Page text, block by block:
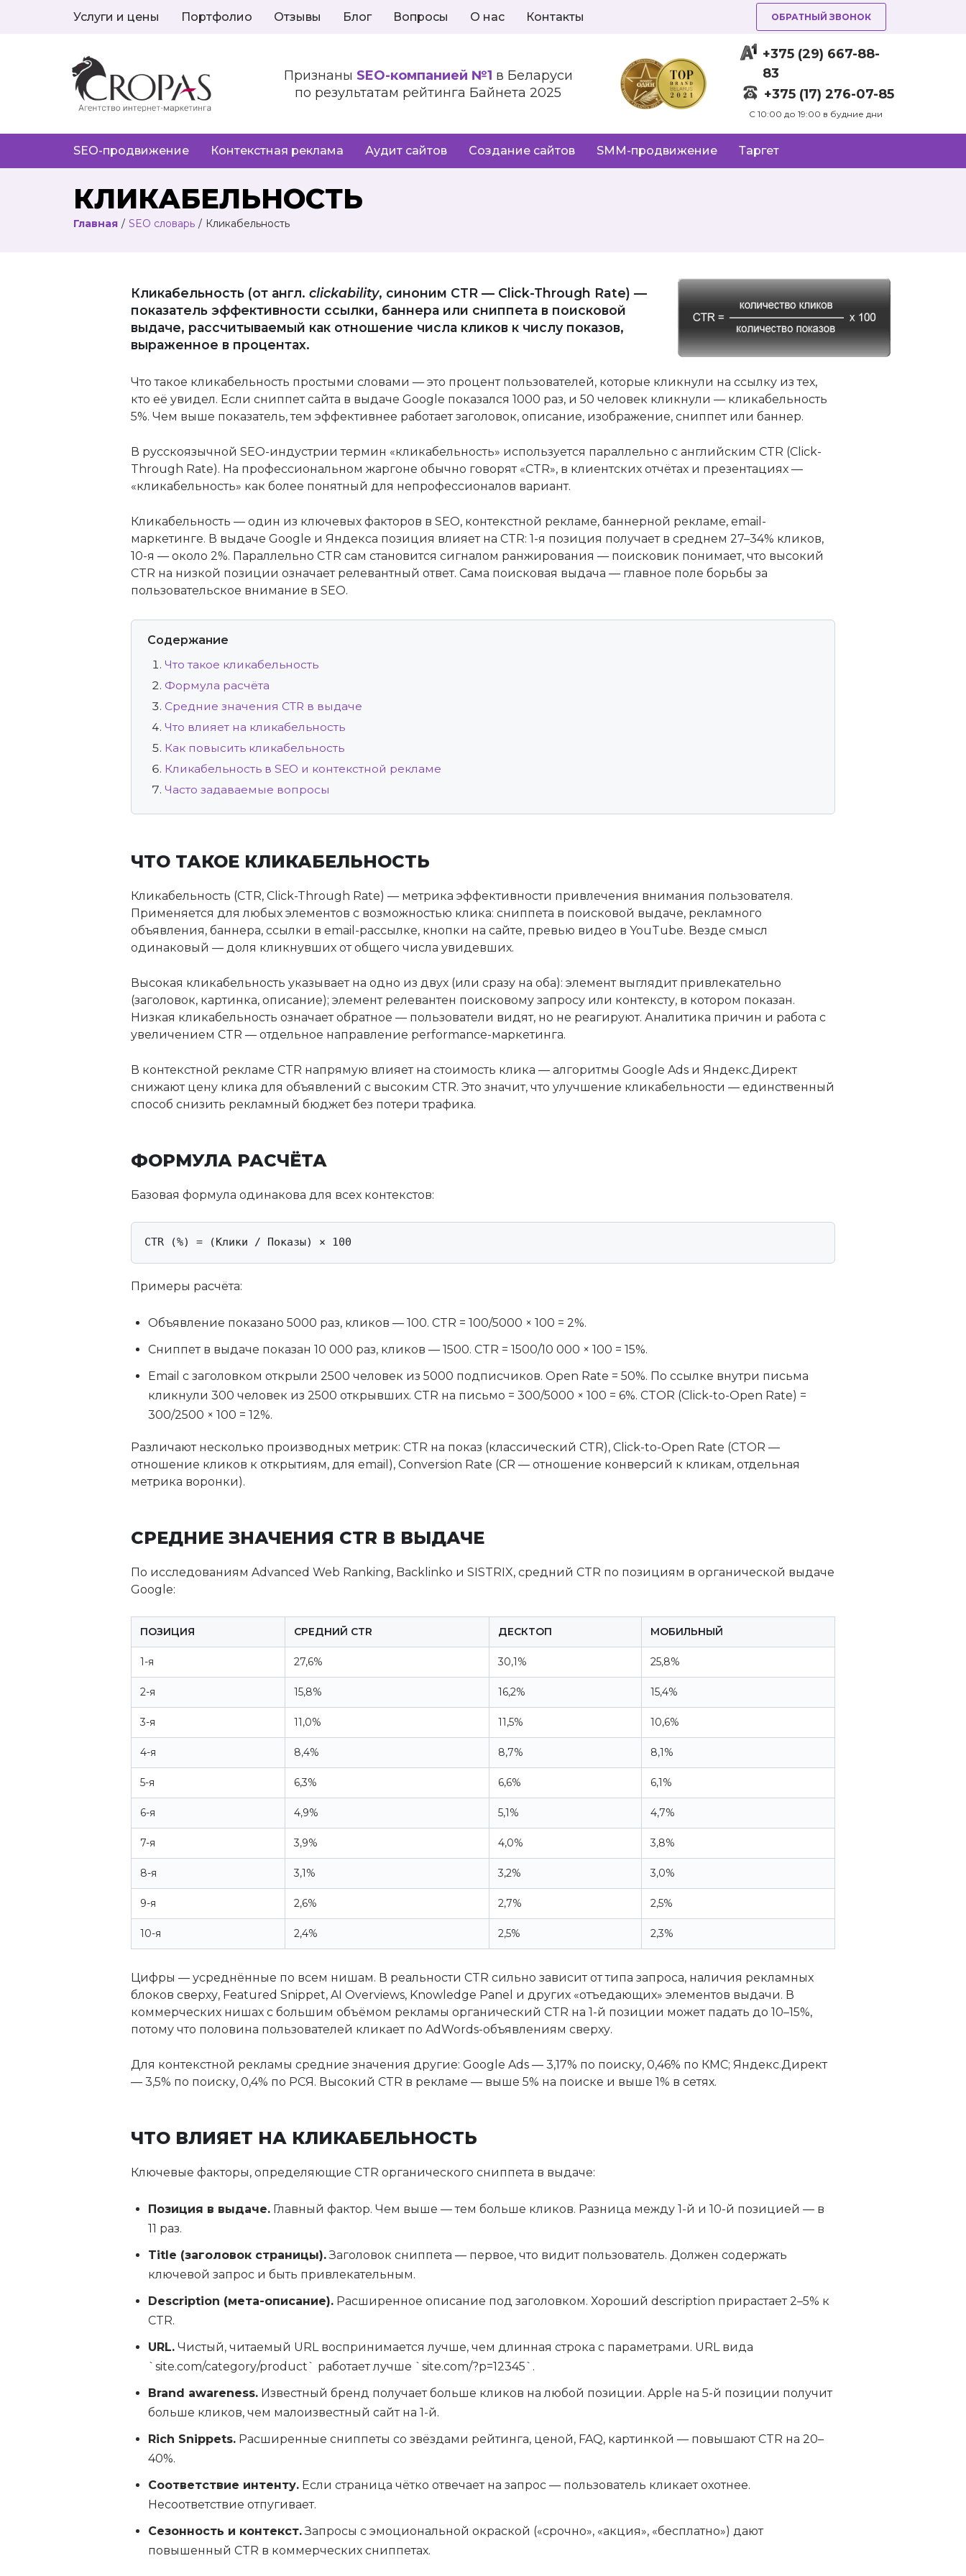
Услуги и цены Портфолио Отзывы Блог Вопросы О нас Контакты ОБРАТНЫЙ ЗВОНОК
Признаны SEO-компанией №1 в Беларуси
по результатам рейтинга Байнета 2025
+375 (29) 667-88-
83
+375 (17) 276-07-85
C 10:00 до 19:00 в будние дни
SEO-продвижение Контекстная реклама Аудит сайтов Создание сайтов SMM-продвижение Таргет
КЛИКАБЕЛЬНОСТЬ
Главная / SEO словарь / Кликабельность
Кликабельность (от англ. clickability, синоним CTR — Click-Through Rate) —
показатель эффективности ссылки, баннера или сниппета в поисковой
выдаче, рассчитываемый как отношение числа кликов к числу показов,
выраженное в процентах.
Что такое кликабельность простыми словами — это процент пользователей, которые кликнули на ссылку из тех,
кто её увидел. Если сниппет сайта в выдаче Google показался 1000 раз, и 50 человек кликнули — кликабельность
5%. Чем выше показатель, тем эффективнее работает заголовок, описание, изображение, сниппет или баннер.
В русскоязычной SEO-индустрии термин «кликабельность» используется параллельно с английским CTR (Click-
Through Rate). На профессиональном жаргоне обычно говорят «CTR», в клиентских отчётах и презентациях —
«кликабельность» как более понятный для непрофессионалов вариант.
Кликабельность — один из ключевых факторов в SEO, контекстной рекламе, баннерной рекламе, email-
маркетинге. В выдаче Google и Яндекса позиция влияет на CTR: 1-я позиция получает в среднем 27–34% кликов,
10-я — около 2%. Параллельно CTR сам становится сигналом ранжирования — поисковик понимает, что высокий
CTR на низкой позиции означает релевантный ответ. Сама поисковая выдача — главное поле борьбы за
пользовательское внимание в SEO.
Содержание
Что такое кликабельность
Формула расчёта
Средние значения CTR в выдаче
Что влияет на кликабельность
Как повысить кликабельность
Кликабельность в SEO и контекстной рекламе
Часто задаваемые вопросы
ЧТО ТАКОЕ КЛИКАБЕЛЬНОСТЬ
Кликабельность (CTR, Click-Through Rate) — метрика эффективности привлечения внимания пользователя.
Применяется для любых элементов с возможностью клика: сниппета в поисковой выдаче, рекламного
объявления, баннера, ссылки в email-рассылке, кнопки на сайте, превью видео в YouTube. Везде смысл
одинаковый — доля кликнувших от общего числа увидевших.
Высокая кликабельность указывает на одно из двух (или сразу на оба): элемент выглядит привлекательно
(заголовок, картинка, описание); элемент релевантен поисковому запросу или контексту, в котором показан.
Низкая кликабельность означает обратное — пользователи видят, но не реагируют. Аналитика причин и работа с
увеличением CTR — отдельное направление performance-маркетинга.
В контекстной рекламе CTR напрямую влияет на стоимость клика — алгоритмы Google Ads и Яндекс.Директ
снижают цену клика для объявлений с высоким CTR. Это значит, что улучшение кликабельности — единственный
способ снизить рекламный бюджет без потери трафика.
ФОРМУЛА РАСЧЁТА
Базовая формула одинакова для всех контекстов:
CTR (%) = (Клики / Показы) × 100
Примеры расчёта:
Объявление показано 5000 раз, кликов — 100. CTR = 100/5000 × 100 = 2%.
Сниппет в выдаче показан 10 000 раз, кликов — 1500. CTR = 1500/10 000 × 100 = 15%.
Email с заголовком открыли 2500 человек из 5000 подписчиков. Open Rate = 50%. По ссылке внутри письма
кликнули 300 человек из 2500 открывших. CTR на письмо = 300/5000 × 100 = 6%. CTOR (Click-to-Open Rate) =
300/2500 × 100 = 12%.
Различают несколько производных метрик: CTR на показ (классический CTR), Click-to-Open Rate (CTOR —
отношение кликов к открытиям, для email), Conversion Rate (CR — отношение конверсий к кликам, отдельная
метрика воронки).
СРЕДНИЕ ЗНАЧЕНИЯ CTR В ВЫДАЧЕ
По исследованиям Advanced Web Ranking, Backlinko и SISTRIX, средний CTR по позициям в органической выдаче
Google:
ПОЗИЦИЯ СРЕДНИЙ CTR ДЕСКТОП МОБИЛЬНЫЙ
1-я 27,6% 30,1% 25,8%
2-я 15,8% 16,2% 15,4%
3-я 11,0% 11,5% 10,6%
4-я 8,4% 8,7% 8,1%
5-я 6,3% 6,6% 6,1%
6-я 4,9% 5,1% 4,7%
7-я 3,9% 4,0% 3,8%
8-я 3,1% 3,2% 3,0%
9-я 2,6% 2,7% 2,5%
10-я 2,4% 2,5% 2,3%
Цифры — усреднённые по всем нишам. В реальности CTR сильно зависит от типа запроса, наличия рекламных
блоков сверху, Featured Snippet, AI Overviews, Knowledge Panel и других «отъедающих» элементов выдачи. В
коммерческих нишах с большим объёмом рекламы органический CTR на 1-й позиции может падать до 10–15%,
потому что половина пользователей кликает по AdWords-объявлениям сверху.
Для контекстной рекламы средние значения другие: Google Ads — 3,17% по поиску, 0,46% по КМС; Яндекс.Директ
— 3,5% по поиску, 0,4% по РСЯ. Высокий CTR в рекламе — выше 5% на поиске и выше 1% в сетях.
ЧТО ВЛИЯЕТ НА КЛИКАБЕЛЬНОСТЬ
Ключевые факторы, определяющие CTR органического сниппета в выдаче:
Позиция в выдаче. Главный фактор. Чем выше — тем больше кликов. Разница между 1-й и 10-й позицией — в
11 раз.
Title (заголовок страницы).Заголовок сниппета — первое, что видит пользователь. Должен содержать
ключевой запрос и быть привлекательным.
Description (мета-описание). Расширенное описание под заголовком. Хороший description прирастает 2–5% к
CTR.
URL. Чистый, читаемый URL воспринимается лучше, чем длинная строка с параметрами. URL вида
`site.com/category/product` работает лучше `site.com/?p=12345`.
Brand awareness. Известный бренд получает больше кликов на любой позиции. Apple на 5-й позиции получит
больше кликов, чем малоизвестный сайт на 1-й.
Rich Snippets. Расширенные сниппеты со звёздами рейтинга, ценой, FAQ, картинкой — повышают CTR на 20–
40%.
Соответствие интенту. Если страница чётко отвечает на запрос — пользователь кликает охотнее.
Несоответствие отпугивает.
Сезонность и контекст.Запросы с эмоциональной окраской («срочно», «акция», «бесплатно») дают
повышенный CTR в коммерческих сниппетах.